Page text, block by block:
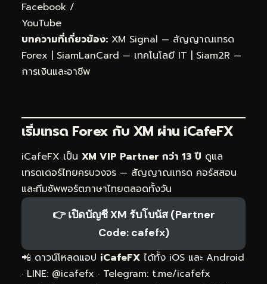
Facebook /
YouTube
บทความที่เกี่ยวข้อง: XM Signal — สัญญาณเทรด
Forex | SiamLanCard — เทคโนโลยี IT | Siam2R —
การเงินและอาชีพ
เริ่มเทรด Forex กับ XM ผ่าน iCafeFX
iCafeFX เป็น XM VIP Partner กว่า 13 ปี ดูแล
เทรดเดอร์ไทยครบวงจร — สัญญาณเทรด คอร์สสอน
และทีมซัพพอร์ตภาษาไทยตลอดทั้งวัน
👉 เปิดบัญชี XM รับโบนัส (Partner
Code: cafefx)
📲 ดาวน์โหลดแอป iCafeFX ได้ทั้ง iOS และ Android
· LINE: @icafefx · Telegram: t.me/icafefx